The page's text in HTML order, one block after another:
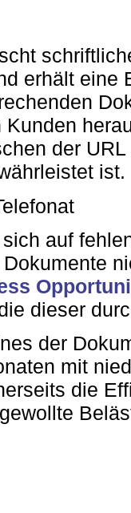
erhält eine
der
ist.
auf
dieser
der
mit
die